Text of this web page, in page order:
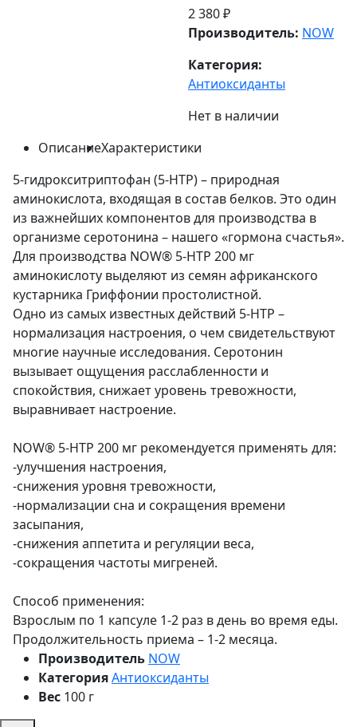
2 380 ₽
Производитель: NOW
Категория:
Антиоксиданты
Нет в наличии
ОписаниеХарактеристики
5-гидрокситриптофан (5-НТР) – природная
аминокислота, входящая в состав белков. Это один
из важнейших компонентов для производства в
организме серотонина – нашего «гормона счастья».
Для производства NOW® 5-HTP 200 мг
аминокислоту выделяют из семян африканского
кустарника Гриффонии простолистной.
Одно из самых известных действий 5-HTP –
нормализация настроения, о чем свидетельствуют
многие научные исследования. Серотонин
вызывает ощущения расслабленности и
спокойствия, снижает уровень тревожности,
выравнивает настроение.
NOW® 5-HTP 200 мг рекомендуется применять для:
-улучшения настроения,
-снижения уровня тревожности,
-нормализации сна и сокращения времени
засыпания,
-снижения аппетита и регуляции веса,
-сокращения частоты мигреней.
Способ применения:
Взрослым по 1 капсуле 1-2 раз в день во время еды.
Продолжительность приема – 1-2 месяца.
Производитель NOW
КатегорияАнтиоксиданты
Вес 100 г